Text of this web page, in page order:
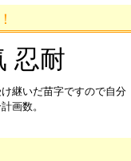
！
忍耐
継いだ苗字ですので自分
画数。